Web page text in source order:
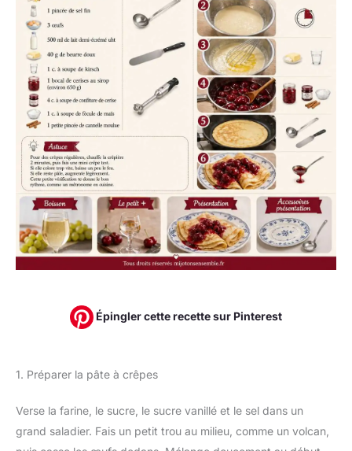
Épingler cette recette sur Pinterest
1. Préparer la pâte à crêpes
Verse la farine, le sucre, le sucre vanillé et le sel dans un
grand saladier. Fais un petit trou au milieu, comme un volcan,